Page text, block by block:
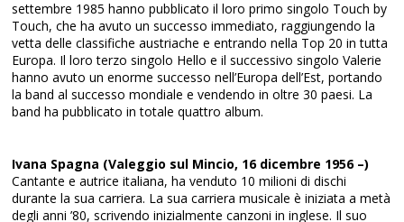
settembre 1985 hanno pubblicato il loro primo singolo Touch by
Touch, che ha avuto un successo immediato, raggiungendo la
vetta delle classifiche austriache e entrando nella Top 20 in tutta
Europa. Il loro terzo singolo Hello e il successivo singolo Valerie
hanno avuto un enorme successo nell’Europa dell’Est, portando
la band al successo mondiale e vendendo in oltre 30 paesi. La
band ha pubblicato in totale quattro album.
Ivana Spagna (Valeggio sul Mincio, 16 dicembre 1956 –)
Cantante e autrice italiana, ha venduto 10 milioni di dischi
durante la sua carriera. La sua carriera musicale è iniziata a metà
degli anni ’80, scrivendo inizialmente canzoni in inglese. Il suo